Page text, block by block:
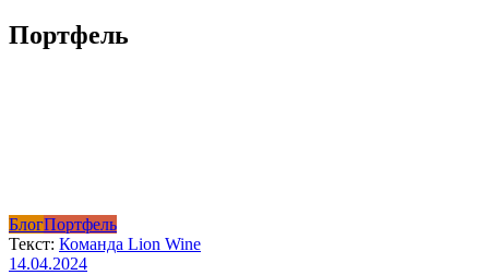
Портфель
БлогПортфель
Текст: Команда Lion Wine
14.04.2024